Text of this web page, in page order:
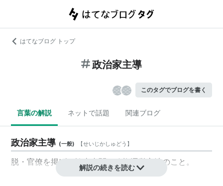
はてなブログ トップ
政治家主導
このタグでブログを書く
言葉の解説 ネットで話題 関連ブログ
政治家主導 (一般) 【せいじかしゅどう 】
脱・官僚を掲げる鳩山内閣の政権運営方法のこと。
解説の続きを読む